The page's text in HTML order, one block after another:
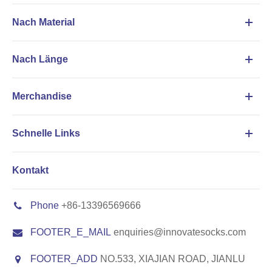
Nach Material
Nach Länge
Merchandise
Schnelle Links
Kontakt
Phone +86-13396569666
FOOTER_E_MAIL enquiries@innovatesocks.com
FOOTER_ADD NO.533, XIAJIAN ROAD, JIANLU